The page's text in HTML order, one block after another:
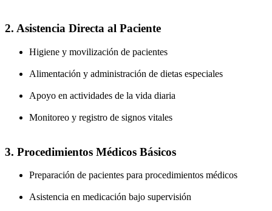
2. Asistencia Directa al Paciente
Higiene y movilización de pacientes
Alimentación y administración de dietas especiales
Apoyo en actividades de la vida diaria
Monitoreo y registro de signos vitales
3. Procedimientos Médicos Básicos
Preparación de pacientes para procedimientos médicos
Asistencia en medicación bajo supervisión